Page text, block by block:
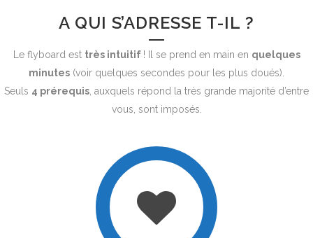
A QUI S’ADRESSE T-IL ?
Le flyboard est très intuitif ! Il se prend en main en quelques
minutes (voir quelques secondes pour les plus doués).
Seuls 4 prérequis , auxquels répond la très grande majorité d’entre
vous, sont imposés.